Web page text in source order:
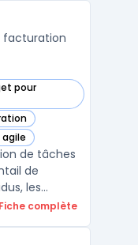
des
facturation
pour
de tâches
de
les
tailles.
Fiche complète